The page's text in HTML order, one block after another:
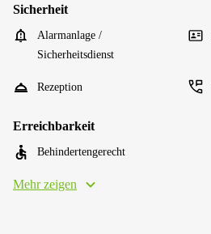
Sicherheit
Alarmanlage /
Sicherheitsdienst
Rezeption
Erreichbarkeit
Behindertengerecht
Mehr zeigen